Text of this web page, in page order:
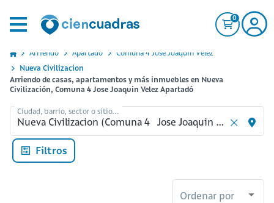
0
Arriendo Apartado
Comuna 4 Jose Joaquin Velez
Nueva Civilizacion
Arriendo de casas, apartamentos y más inmuebles en Nueva
Civilización, Comuna 4 Jose Joaquin Velez Apartadó
Ciudad, barrio, sector o sitio...
Filtros
Ordenar por